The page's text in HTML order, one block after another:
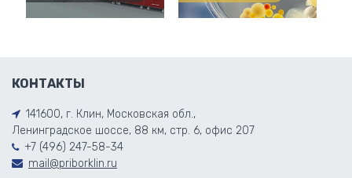
КОНТАКТЫ
141600, г. Клин, Московская обл.,
Ленинградское шоссе, 88 км, стр. 6, офис 207
+7 (496) 247-58-34
mail@priborklin.ru